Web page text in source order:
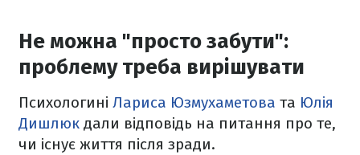
Не можна "просто забути":
проблему треба вирішувати
Психологині Лариса Юзмухаметова та Юлія
Дишлюк дали відповідь на питання про те,
чи існує життя після зради.